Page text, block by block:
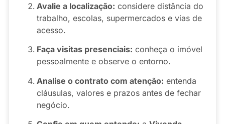
Avalie a localização: considere distância do
trabalho, escolas, supermercados e vias de
acesso.
Faça visitas presenciais: conheça o imóvel
pessoalmente e observe o entorno.
Analise o contrato com atenção: entenda
cláusulas, valores e prazos antes de fechar
negócio.